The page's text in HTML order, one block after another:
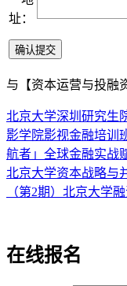
址：
与 【资本运营与投融
北京大学深圳研究生
影学院影视金融培训
航者」全球金融实战
北京大学资本战略与
（第2期） 北京大学
在线报名